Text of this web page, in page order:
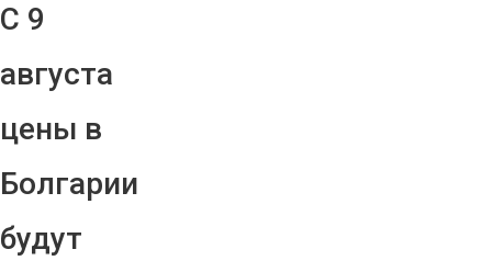
С 9
августа
цены в
Болгарии
будут